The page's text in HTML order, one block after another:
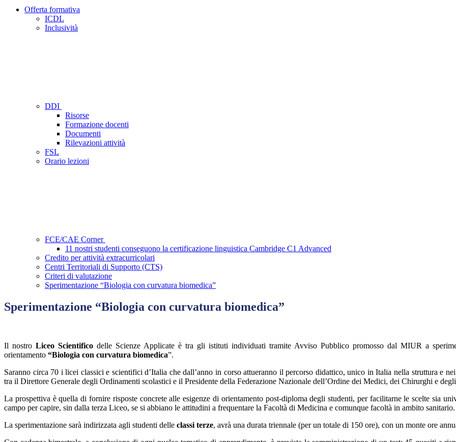
Offerta formativa
ICDL
Inclusività
DDI
Risorse
Formazione docenti
Documenti
Rilevazioni attività
FSL
Orario lezioni
FCE/CAE Corner
11 nostri studenti conseguono la certificazione linguistica Cambridge C1 Advanced
Credito per attività extracurricolari
Centri Territoriali di Supporto (CTS)
Criteri di valutazione
Sperimentazione “Biologia con curvatura biomedica”
Sperimentazione “Biologia con curvatura biomedica”
Il nostro Liceo Scientifico delle Scienze Applicate è tra gli istituti individuati tramite Avviso Pubblico promosso dal MIUR a
orientamento “Biologia con curvatura biomedica”.
Saranno circa 70 i licei classici e scientifici d’Italia che dall’anno in corso attueranno il percorso didattico, unico in Italia nella struttura e
tra il Direttore Generale degli Ordinamenti scolastici e il Presidente della Federazione Nazionale dell’Ordine dei Medici, dei Chirurghi e
La prospettiva è quella di fornire risposte concrete alle esigenze di orientamento post-diploma degli studenti, per facilitarne le scelte sia
campo per capire, sin dalla terza Liceo, se si abbiano le attitudini a frequentare la Facoltà di Medicina e comunque facoltà in ambito sanitario.
La sperimentazione sarà indirizzata agli studenti delle classi terze, avrà una durata triennale (per un totale di 150 ore), con un monte ore